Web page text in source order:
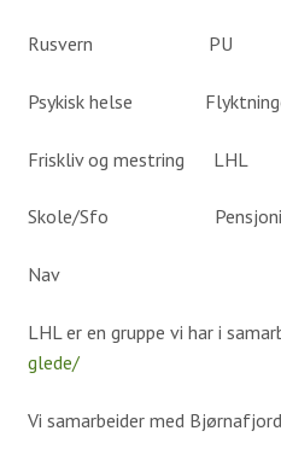
Rusvern PU
Psykisk helse
Friskliv og mestring LHL
Skole/Sfo
Nav
LHL er en gruppe vi har i
glede/
Vi samarbeider med